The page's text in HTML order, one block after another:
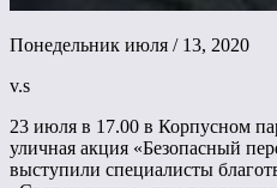
Понедельник июля / 13, 2020
v.s
23 июля в 17.00 в Корпусном
уличная акция «Безопасный
выступили специалисты